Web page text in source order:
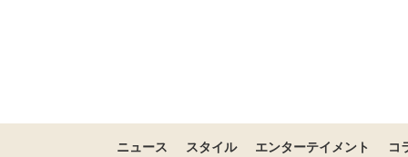
ニュース スタイル エンターテイメント コ